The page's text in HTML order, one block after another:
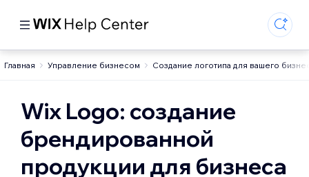
Главная Управление бизнесом Создание логотипа для вашего
Wix Logo: создание
брендированной
продукции для бизнеса